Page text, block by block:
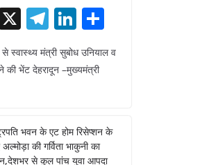
X T
el
e
gr
m
Li
n
k
n
ar
स्वास्थ्य मंत्री सुबोध उनियाल व
की भेंट देहरादून –मुख्यमंत्री
भवन के एट होम रिसेप्शन के
अल्मोड़ा की गर्विता भाकुनी का
से कुल पांच युवा आपदा